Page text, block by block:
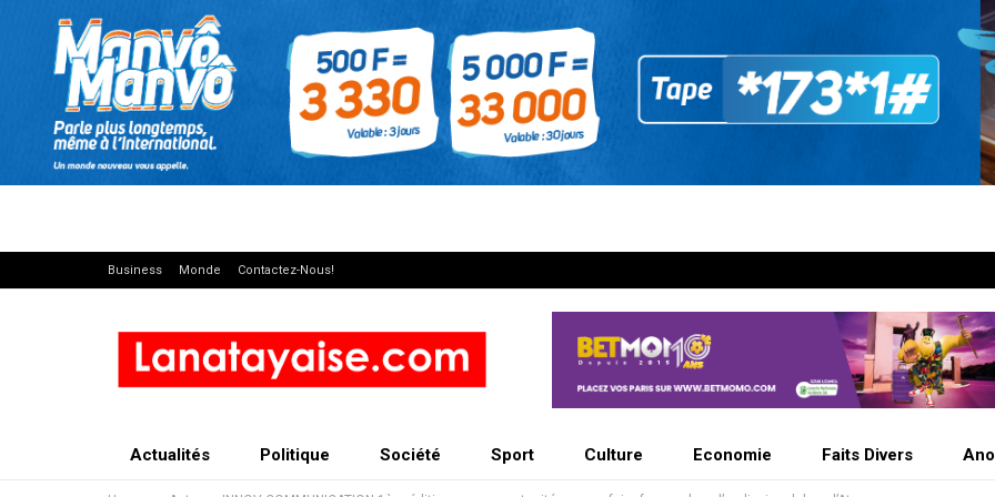
Business Monde Contactez-Nous!
Actualités Politique Société Sport Culture Economie Faits Divers